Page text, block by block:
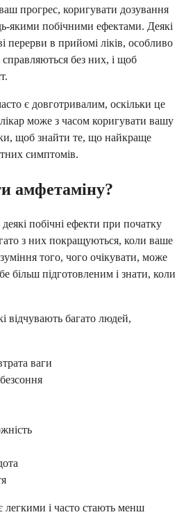
прогрес, коригувати дозування
якими побічними ефектами. Деякі
в прийомі ліків, особливо
без них, і щоб
є довготривалим, оскільки це
може з часом коригувати вашу
щоб знайти те, що найкраще
симптомів.
амфетаміну?
побічні ефекти при початку
з них покращуються, коли ваше
того, чого очікувати, може
більш підготовленим і знати, коли
відчувають багато людей,
ваги
легкими і часто стають менш